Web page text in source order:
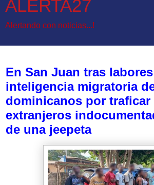
ALERTA27
Alertando con noticias...!
En San Juan tras
inteligencia migratoria
dominicanos por traficar
extranjeros
de una jeepeta